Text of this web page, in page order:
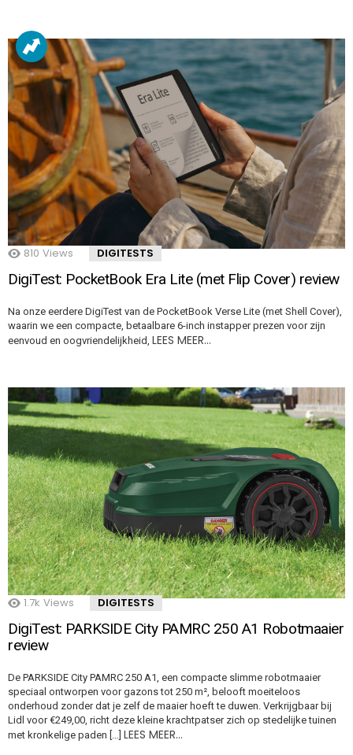
810 Views DIGITESTS
DigiTest: PocketBook Era Lite (met Flip Cover) review
Na onze eerdere DigiTest van de PocketBook Verse Lite (met Shell Cover),
waarin we een compacte, betaalbare 6-inch instapper prezen voor zijn
eenvoud en oogvriendelijkheid, LEES MEER…
1.7k Views DIGITESTS
DigiTest: PARKSIDE City PAMRC 250 A1 Robotmaaier
review
De PARKSIDE City PAMRC 250 A1, een compacte slimme robotmaaier
speciaal ontworpen voor gazons tot 250 m², belooft moeiteloos
onderhoud zonder dat je zelf de maaier hoeft te duwen. Verkrijgbaar bij
Lidl voor €249,00, richt deze kleine krachtpatser zich op stedelijke tuinen
met kronkelige paden […] LEES MEER…